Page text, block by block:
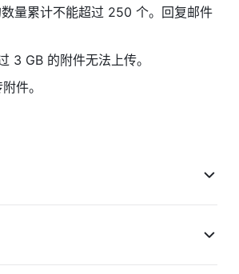
量累计不能超过 250 个。回复邮件
3 GB 的附件无法上传。
件。